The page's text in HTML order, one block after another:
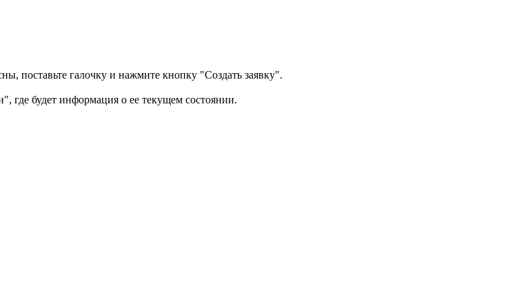
поставьте галочку и нажмите кнопку "Создать заявку".
где будет информация о ее текущем состоянии.